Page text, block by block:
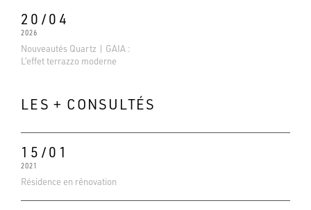
20/04
2026
Nouveautés Quartz | GAIA :
L’effet terrazzo moderne
LES + CONSULTÉS
15/01
2021
Résidence en rénovation
4.6